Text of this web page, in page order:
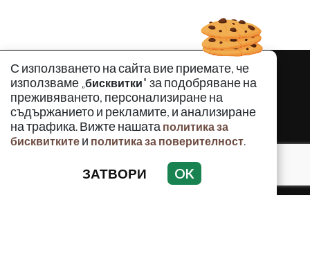
С използването на сайта вие приемате, че
използваме „бисквитки" за подобряване на
преживяването, персонализиране на
съдържанието и рекламите, и анализиране
на трафика. Вижте нашата политика за
бисквитките и политика за поверителност.
ЗАТВОРИ OK